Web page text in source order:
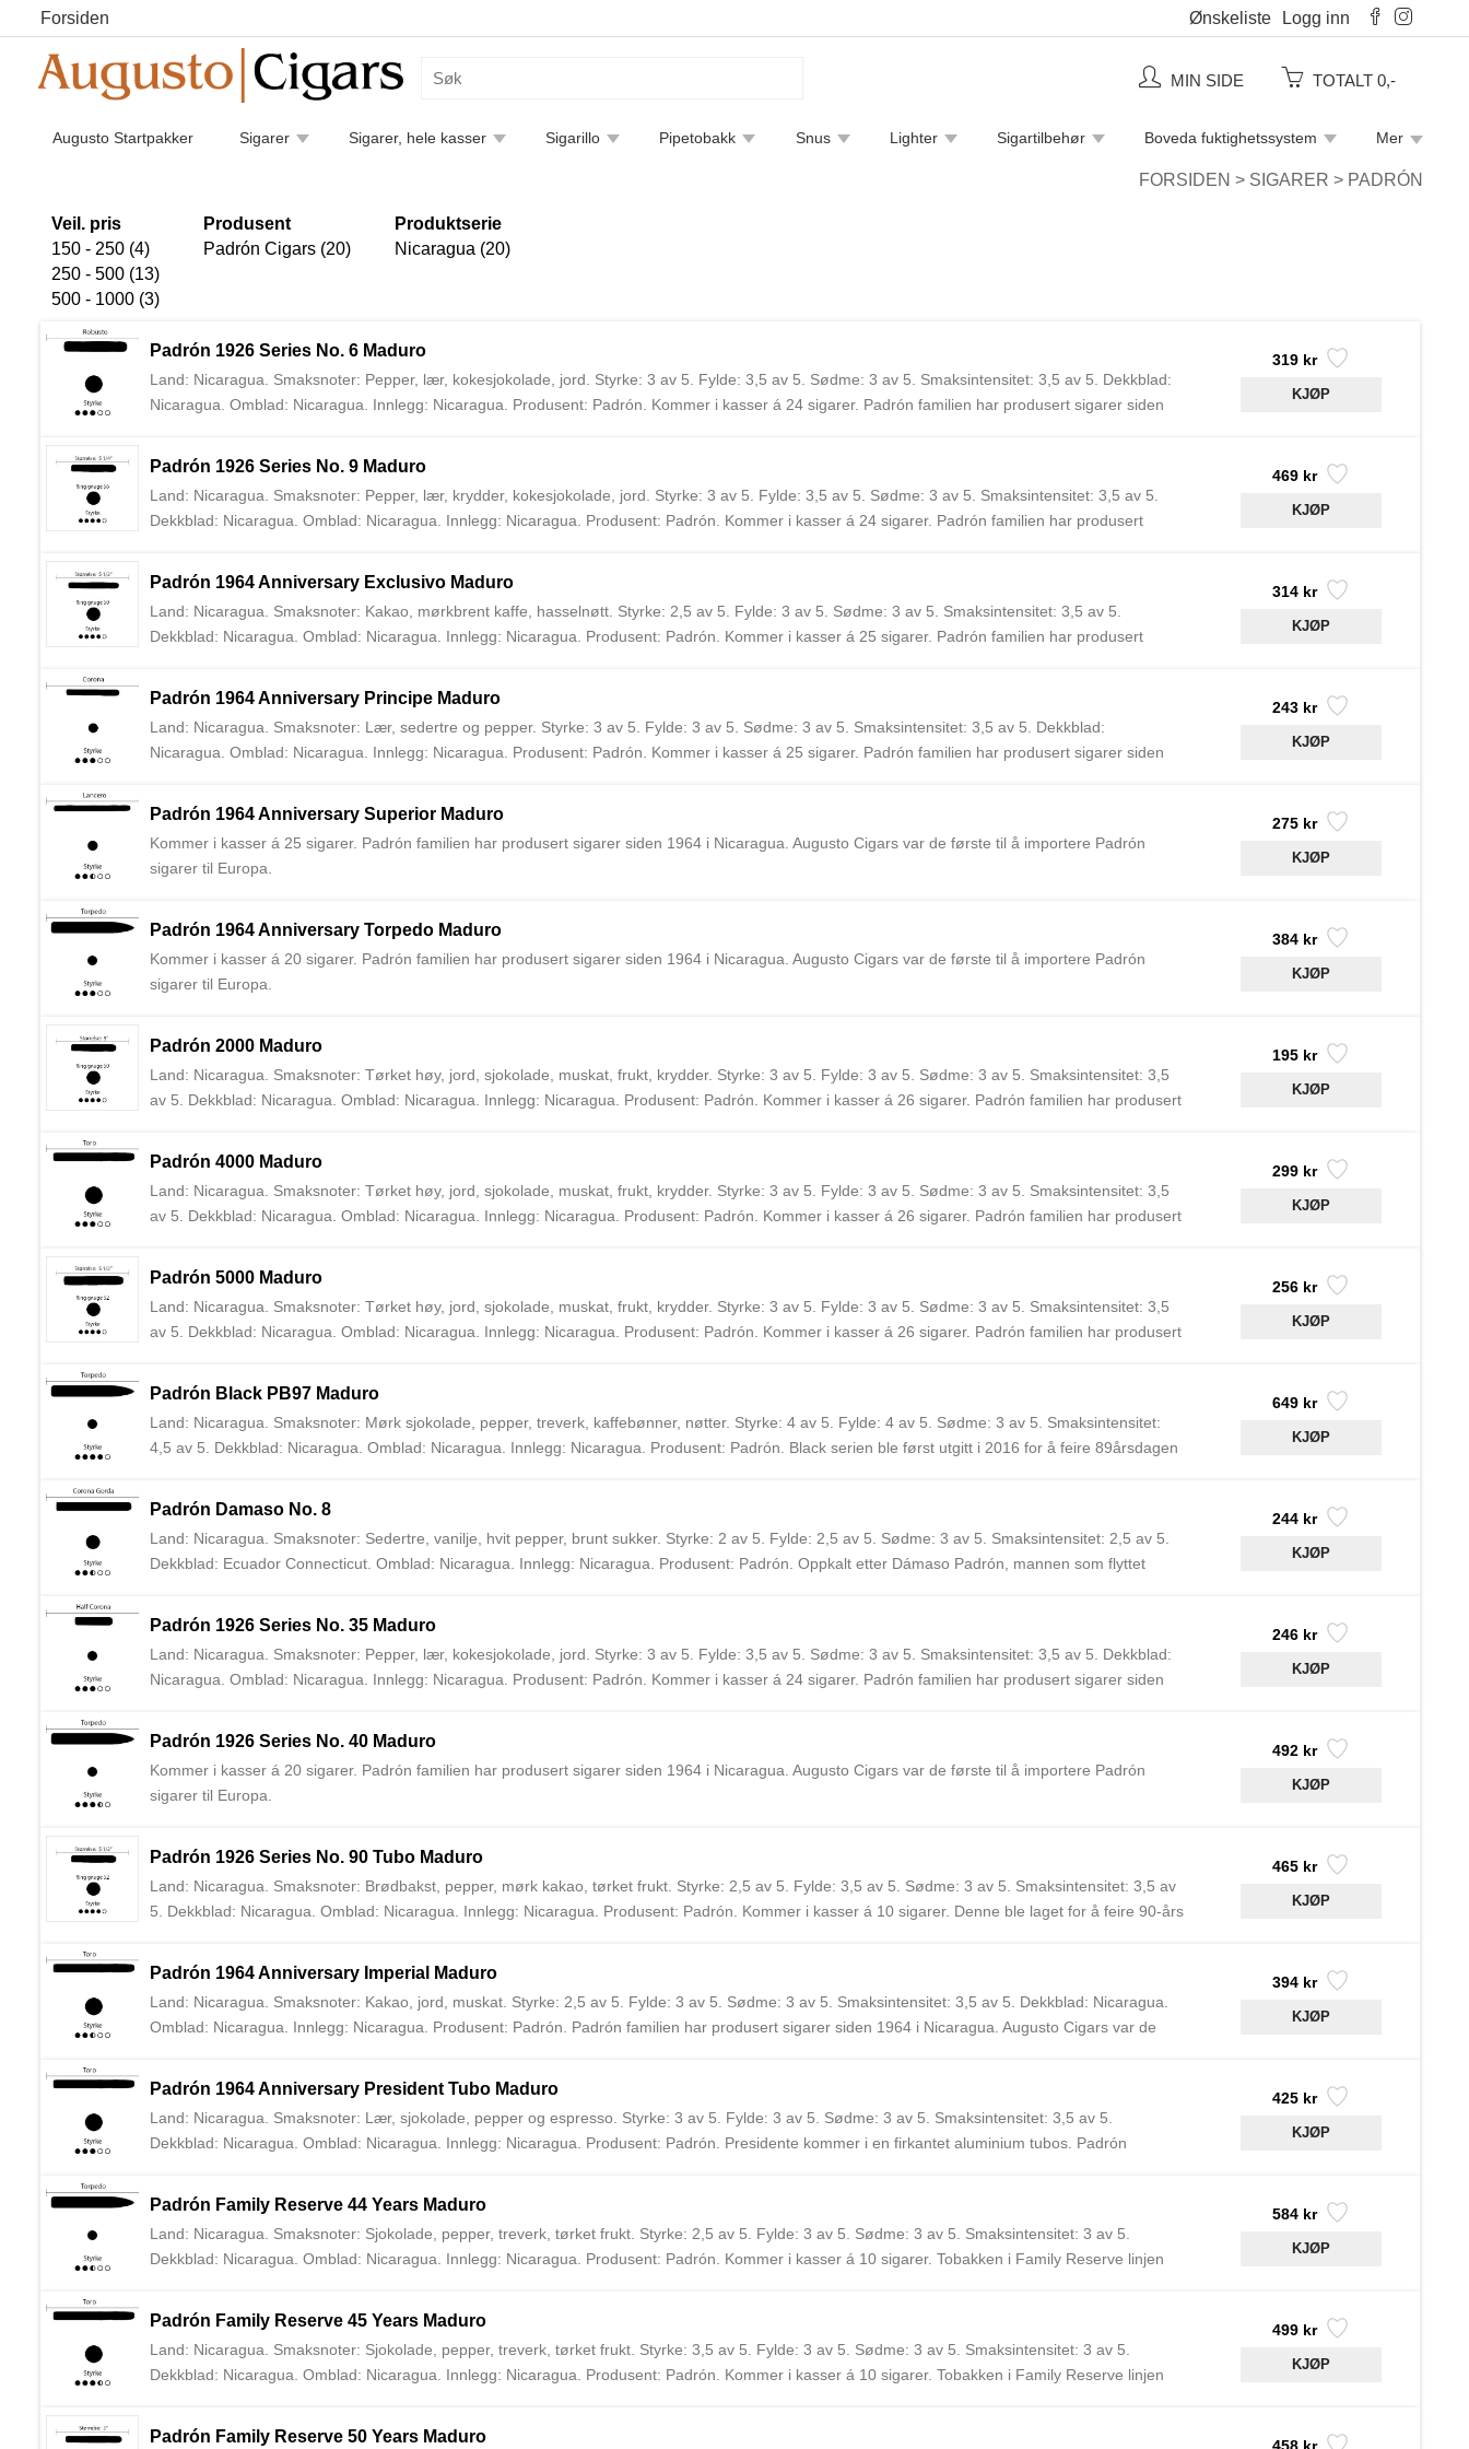
Forsiden Ønskeliste Logg inn
MIN SIDE TOTALT 0,-
Augusto Startpakker Sigarer Sigarer, hele kasser Sigarillo Pipetobakk Snus Lighter Sigartilbehør Boveda fuktighetssystem
Rulletobakk Sigaretter
Mer
FORSIDEN > SIGARER > PADRÓN
Veil. pris
150 - 250 (4)
250 - 500 (13)
500 - 1000 (3)
Produsent
Padrón Cigars (20)
Produktserie
Nicaragua (20)
Land: Nicaragua. Smaksnoter: Pepper, lær, kokesjokolade, jord. Styrke: 3 av 5. Fylde: 3,5 av 5. Sødme: 3 av 5. Smaksintensitet: 3,5 av 5. Dekkblad:
Nicaragua. Omblad: Nicaragua. Innlegg: Nicaragua. Produsent: Padrón. Kommer i kasser á 24 sigarer. Padrón familien har produsert sigarer siden
Padrón 1926 Series No. 6 Maduro 319 kr
Land: Nicaragua. Smaksnoter: Pepper, lær, krydder, kokesjokolade, jord. Styrke: 3 av 5. Fylde: 3,5 av 5. Sødme: 3 av 5. Smaksintensitet: 3,5 av 5.
Dekkblad: Nicaragua. Omblad: Nicaragua. Innlegg: Nicaragua. Produsent: Padrón. Kommer i kasser á 24 sigarer. Padrón familien har produsert
Padrón 1926 Series No. 9 Maduro 469 kr
Land: Nicaragua. Smaksnoter: Kakao, mørkbrent kaffe, hasselnøtt. Styrke: 2,5 av 5. Fylde: 3 av 5. Sødme: 3 av 5. Smaksintensitet: 3,5 av 5.
Dekkblad: Nicaragua. Omblad: Nicaragua. Innlegg: Nicaragua. Produsent: Padrón. Kommer i kasser á 25 sigarer. Padrón familien har produsert
Padrón 1964 Anniversary Exclusivo Maduro 314 kr
Land: Nicaragua. Smaksnoter: Lær, sedertre og pepper. Styrke: 3 av 5. Fylde: 3 av 5. Sødme: 3 av 5. Smaksintensitet: 3,5 av 5. Dekkblad:
Nicaragua. Omblad: Nicaragua. Innlegg: Nicaragua. Produsent: Padrón. Kommer i kasser á 25 sigarer. Padrón familien har produsert sigarer siden
Padrón 1964 Anniversary Principe Maduro 243 kr
Kommer i kasser á 25 sigarer. Padrón familien har produsert sigarer siden 1964 i Nicaragua. Augusto Cigars var de første til å importere Padrón
sigarer til Europa.
Padrón 1964 Anniversary Superior Maduro 275 kr
Kommer i kasser á 20 sigarer. Padrón familien har produsert sigarer siden 1964 i Nicaragua. Augusto Cigars var de første til å importere Padrón
sigarer til Europa.
Padrón 1964 Anniversary Torpedo Maduro 384 kr
Land: Nicaragua. Smaksnoter: Tørket høy, jord, sjokolade, muskat, frukt, krydder. Styrke: 3 av 5. Fylde: 3 av 5. Sødme: 3 av 5. Smaksintensitet: 3,5
av 5. Dekkblad: Nicaragua. Omblad: Nicaragua. Innlegg: Nicaragua. Produsent: Padrón. Kommer i kasser á 26 sigarer. Padrón familien har produsert
Padrón 2000 Maduro 195 kr
Land: Nicaragua. Smaksnoter: Tørket høy, jord, sjokolade, muskat, frukt, krydder. Styrke: 3 av 5. Fylde: 3 av 5. Sødme: 3 av 5. Smaksintensitet: 3,5
av 5. Dekkblad: Nicaragua. Omblad: Nicaragua. Innlegg: Nicaragua. Produsent: Padrón. Kommer i kasser á 26 sigarer. Padrón familien har produsert
Padrón 4000 Maduro 299 kr
Land: Nicaragua. Smaksnoter: Tørket høy, jord, sjokolade, muskat, frukt, krydder. Styrke: 3 av 5. Fylde: 3 av 5. Sødme: 3 av 5. Smaksintensitet: 3,5
av 5. Dekkblad: Nicaragua. Omblad: Nicaragua. Innlegg: Nicaragua. Produsent: Padrón. Kommer i kasser á 26 sigarer. Padrón familien har produsert
Padrón 5000 Maduro 256 kr
Land: Nicaragua. Smaksnoter: Mørk sjokolade, pepper, treverk, kaffebønner, nøtter. Styrke: 4 av 5. Fylde: 4 av 5. Sødme: 3 av 5. Smaksintensitet:
4,5 av 5. Dekkblad: Nicaragua. Omblad: Nicaragua. Innlegg: Nicaragua. Produsent: Padrón. Black serien ble først utgitt i 2016 for å feire 89årsdagen
Padrón sigarer til Europa.
Padrón Black PB97 Maduro 649 kr
Land: Nicaragua. Smaksnoter: Sedertre, vanilje, hvit pepper, brunt sukker. Styrke: 2 av 5. Fylde: 2,5 av 5. Sødme: 3 av 5. Smaksintensitet: 2,5 av 5.
Dekkblad: Ecuador Connecticut. Omblad: Nicaragua. Innlegg: Nicaragua. Produsent: Padrón. Oppkalt etter Dámaso Padrón, mannen som flyttet
Augusto Cigars var de første til å importere Padrón sigarer til Europa.
Padrón Damaso No. 8 244 kr
Land: Nicaragua. Smaksnoter: Pepper, lær, kokesjokolade, jord. Styrke: 3 av 5. Fylde: 3,5 av 5. Sødme: 3 av 5. Smaksintensitet: 3,5 av 5. Dekkblad:
Nicaragua. Omblad: Nicaragua. Innlegg: Nicaragua. Produsent: Padrón. Kommer i kasser á 24 sigarer. Padrón familien har produsert sigarer siden
Padrón 1926 Series No. 35 Maduro 246 kr
Kommer i kasser á 20 sigarer. Padrón familien har produsert sigarer siden 1964 i Nicaragua. Augusto Cigars var de første til å importere Padrón
sigarer til Europa.
Padrón 1926 Series No. 40 Maduro 492 kr
Land: Nicaragua. Smaksnoter: Brødbakst, pepper, mørk kakao, tørket frukt. Styrke: 2,5 av 5. Fylde: 3,5 av 5. Sødme: 3 av 5. Smaksintensitet: 3,5 av
5. Dekkblad: Nicaragua. Omblad: Nicaragua. Innlegg: Nicaragua. Produsent: Padrón. Kommer i kasser á 10 sigarer. Denne ble laget for å feire 90-års
var de første til å importere Padrón sigarer til Europa.
Padrón 1926 Series No. 90 Tubo Maduro 465 kr
Land: Nicaragua. Smaksnoter: Kakao, jord, muskat. Styrke: 2,5 av 5. Fylde: 3 av 5. Sødme: 3 av 5. Smaksintensitet: 3,5 av 5. Dekkblad: Nicaragua.
Omblad: Nicaragua. Innlegg: Nicaragua. Produsent: Padrón. Padrón familien har produsert sigarer siden 1964 i Nicaragua. Augusto Cigars var de
Padrón 1964 Anniversary Imperial Maduro 394 kr
Land: Nicaragua. Smaksnoter: Lær, sjokolade, pepper og espresso. Styrke: 3 av 5. Fylde: 3 av 5. Sødme: 3 av 5. Smaksintensitet: 3,5 av 5.
Dekkblad: Nicaragua. Omblad: Nicaragua. Innlegg: Nicaragua. Produsent: Padrón. Presidente kommer i en firkantet aluminium tubos. Padrón
Padrón 1964 Anniversary President Tubo Maduro 425 kr
Land: Nicaragua. Smaksnoter: Sjokolade, pepper, treverk, tørket frukt. Styrke: 2,5 av 5. Fylde: 3 av 5. Sødme: 3 av 5. Smaksintensitet: 3 av 5.
Dekkblad: Nicaragua. Omblad: Nicaragua. Innlegg: Nicaragua. Produsent: Padrón. Kommer i kasser á 10 sigarer. Tobakken i Family Reserve linjen
importere Padrón sigarer til Europa.
Padrón Family Reserve 44 Years Maduro 584 kr
Land: Nicaragua. Smaksnoter: Sjokolade, pepper, treverk, tørket frukt. Styrke: 3,5 av 5. Fylde: 3 av 5. Sødme: 3 av 5. Smaksintensitet: 3 av 5.
Dekkblad: Nicaragua. Omblad: Nicaragua. Innlegg: Nicaragua. Produsent: Padrón. Kommer i kasser á 10 sigarer. Tobakken i Family Reserve linjen
importere Padrón sigarer til Europa.
Padrón Family Reserve 45 Years Maduro 499 kr
Padrón Family Reserve 50 Years Maduro